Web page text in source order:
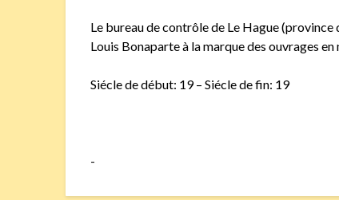
Le bureau de contrôle de Le Hague (province
Louis Bonaparte à la marque des ouvrages
Siécle de début: 19 – Siécle de fin: 19
-